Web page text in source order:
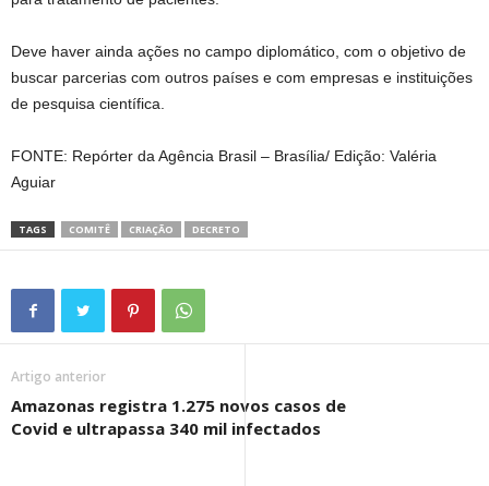
Deve haver ainda ações no campo diplomático, com o objetivo de
buscar parcerias com outros países e com empresas e instituições
de pesquisa científica.
FONTE: Repórter da Agência Brasil – Brasília/ Edição: Valéria
Aguiar
TAGS COMITÊ CRIAÇÃO DECRETO
Artigo anterior
Amazonas registra 1.275 novos casos de
Covid e ultrapassa 340 mil infectados